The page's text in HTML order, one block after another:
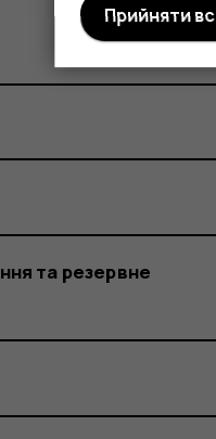
та резервне
Прийняти